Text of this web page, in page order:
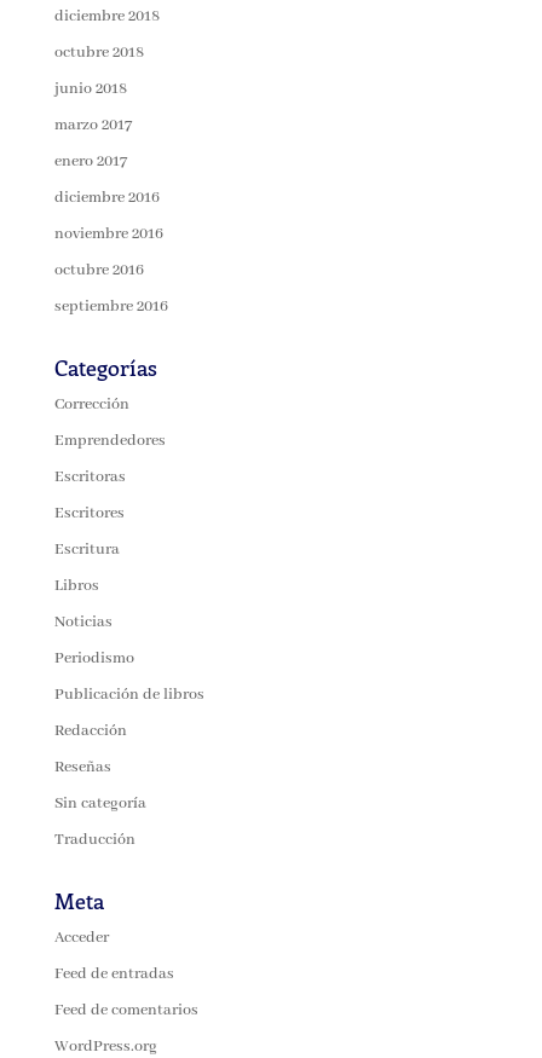
diciembre 2018
octubre 2018
junio 2018
marzo 2017
enero 2017
diciembre 2016
noviembre 2016
octubre 2016
septiembre 2016
Categorías
Corrección
Emprendedores
Escritoras
Escritores
Escritura
Libros
Noticias
Periodismo
Publicación de libros
Redacción
Reseñas
Sin categoría
Traducción
Meta
Acceder
Feed de entradas
Feed de comentarios
WordPress.org